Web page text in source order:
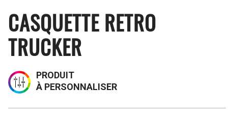
CASQUETTE RETRO
TRUCKER
PRODUIT
À PERSONNALISER